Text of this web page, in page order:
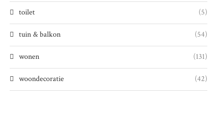
toilet (5)
tuin & balkon (54)
wonen (131)
woondecoratie (42)